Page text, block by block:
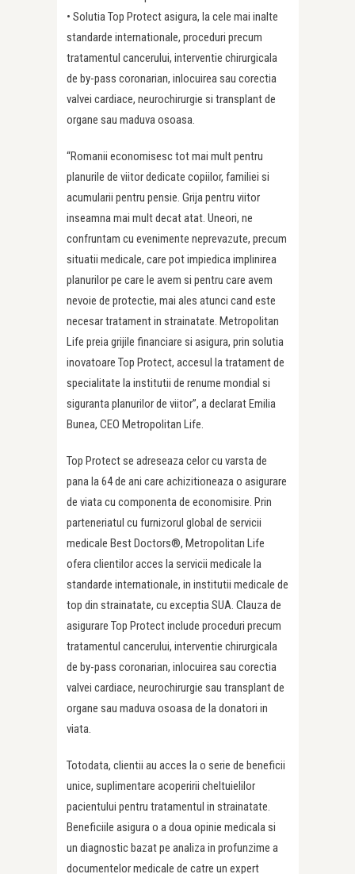
• Solutia Top Protect asigura, la cele mai inalte
standarde internationale, proceduri precum
tratamentul cancerului, interventie chirurgicala
de by-pass coronarian, inlocuirea sau corectia
valvei cardiace, neurochirurgie si transplant de
organe sau maduva osoasa.
“Romanii economisesc tot mai mult pentru
planurile de viitor dedicate copiilor, familiei si
acumularii pentru pensie. Grija pentru viitor
inseamna mai mult decat atat. Uneori, ne
confruntam cu evenimente neprevazute, precum
situatii medicale, care pot impiedica implinirea
planurilor pe care le avem si pentru care avem
nevoie de protectie, mai ales atunci cand este
necesar tratament in strainatate. Metropolitan
Life preia grijile financiare si asigura, prin solutia
inovatoare Top Protect, accesul la tratament de
specialitate la institutii de renume mondial si
siguranta planurilor de viitor”, a declarat Emilia
Bunea, CEO Metropolitan Life.
Top Protect se adreseaza celor cu varsta de
pana la 64 de ani care achizitioneaza o asigurare
de viata cu componenta de economisire. Prin
parteneriatul cu furnizorul global de servicii
medicale Best Doctors®, Metropolitan Life
ofera clientilor acces la servicii medicale la
standarde internationale, in institutii medicale de
top din strainatate, cu exceptia SUA. Clauza de
asigurare Top Protect include proceduri precum
tratamentul cancerului, interventie chirurgicala
de by-pass coronarian, inlocuirea sau corectia
valvei cardiace, neurochirurgie sau transplant de
organe sau maduva osoasa de la donatori in
viata.
Totodata, clientii au acces la o serie de beneficii
unice, suplimentare acoperirii cheltuielilor
pacientului pentru tratamentul in strainatate.
Beneficiile asigura o a doua opinie medicala si
un diagnostic bazat pe analiza in profunzime a
documentelor medicale de catre un expert